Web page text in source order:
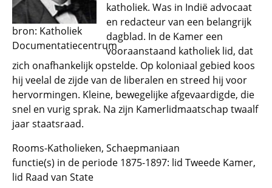
bron: Katholiek
Documentatiecentrum
katholiek. Was in Indië advocaat
en redacteur van een belangrijk
dagblad. In de Kamer een
vooraanstaand katholiek lid, dat
zich onafhankelijk opstelde. Op koloniaal gebied koos
hij veelal de zijde van de liberalen en streed hij voor
hervormingen. Kleine, bewegelijke afgevaardigde, die
snel en vurig sprak. Na zijn Kamerlidmaatschap twaalf
jaar staatsraad.
Rooms-Katholieken, Schaepmaniaan
functie(s) in de periode 1875-1897: lid Tweede Kamer,
lid Raad van State